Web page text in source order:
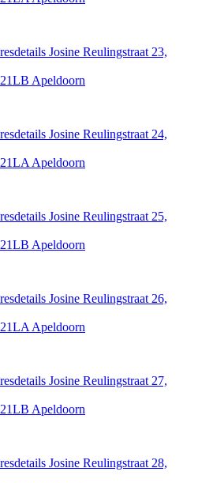
Josine Reulingstraat 23,
Apeldoorn
Josine Reulingstraat 24,
Apeldoorn
Josine Reulingstraat 25,
Apeldoorn
Josine Reulingstraat 26,
Apeldoorn
Josine Reulingstraat 27,
Apeldoorn
Josine Reulingstraat 28,